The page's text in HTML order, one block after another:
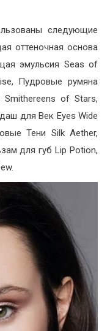
следующие
оттеночная основа
эмульсия Seas of
Пудровые румяна
of Stars,
для Век Eyes Wide
Тени Silk Aether,
для губ Lip Potion,